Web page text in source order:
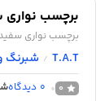
برچسب نواری سفید
برچسب نواری سفید
T.A.T
/ شبرنگ
0
0 دیدگاه